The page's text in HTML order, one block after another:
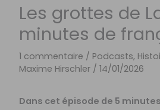
Les grottes de
minutes de
1 commentaire / Podcasts,
Maxime Hirschler /14/01/2026
Dans cet épisode de 5